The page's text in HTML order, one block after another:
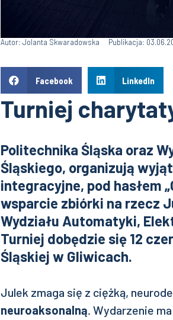
Autor: Jolanta Skwaradowska Publikacja:
Facebook LinkedIn
Turniej
Politechnika Śląska oraz
Śląskiego, organizują
integracyjne, pod hasłem
wsparcie zbiórki na rzecz
Wydziału Automatyki,
Turniej dobędzie się 12
Śląskiej w Gliwicach.
Julek zmaga się z ciężką,
neuroaksonalną. Wydarzenie